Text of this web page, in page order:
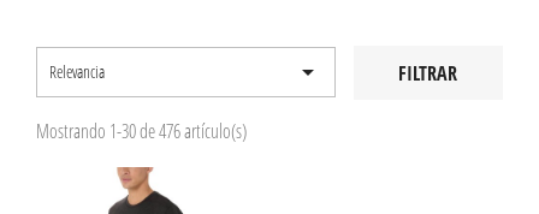
Relevancia  FILTRAR
Mostrando 1-30 de 476 artículo(s)